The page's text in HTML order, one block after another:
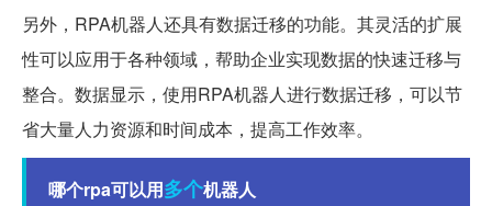
另外，RPA机器人还具有数据迁移的功能。其灵活的扩展
性可以应用于各种领域，帮助企业实现数据的快速迁移与
整合。数据显示，使用RPA机器人进行数据迁移，可以节
省大量人力资源和时间成本，提高工作效率。
哪个rpa可以用多个机器人